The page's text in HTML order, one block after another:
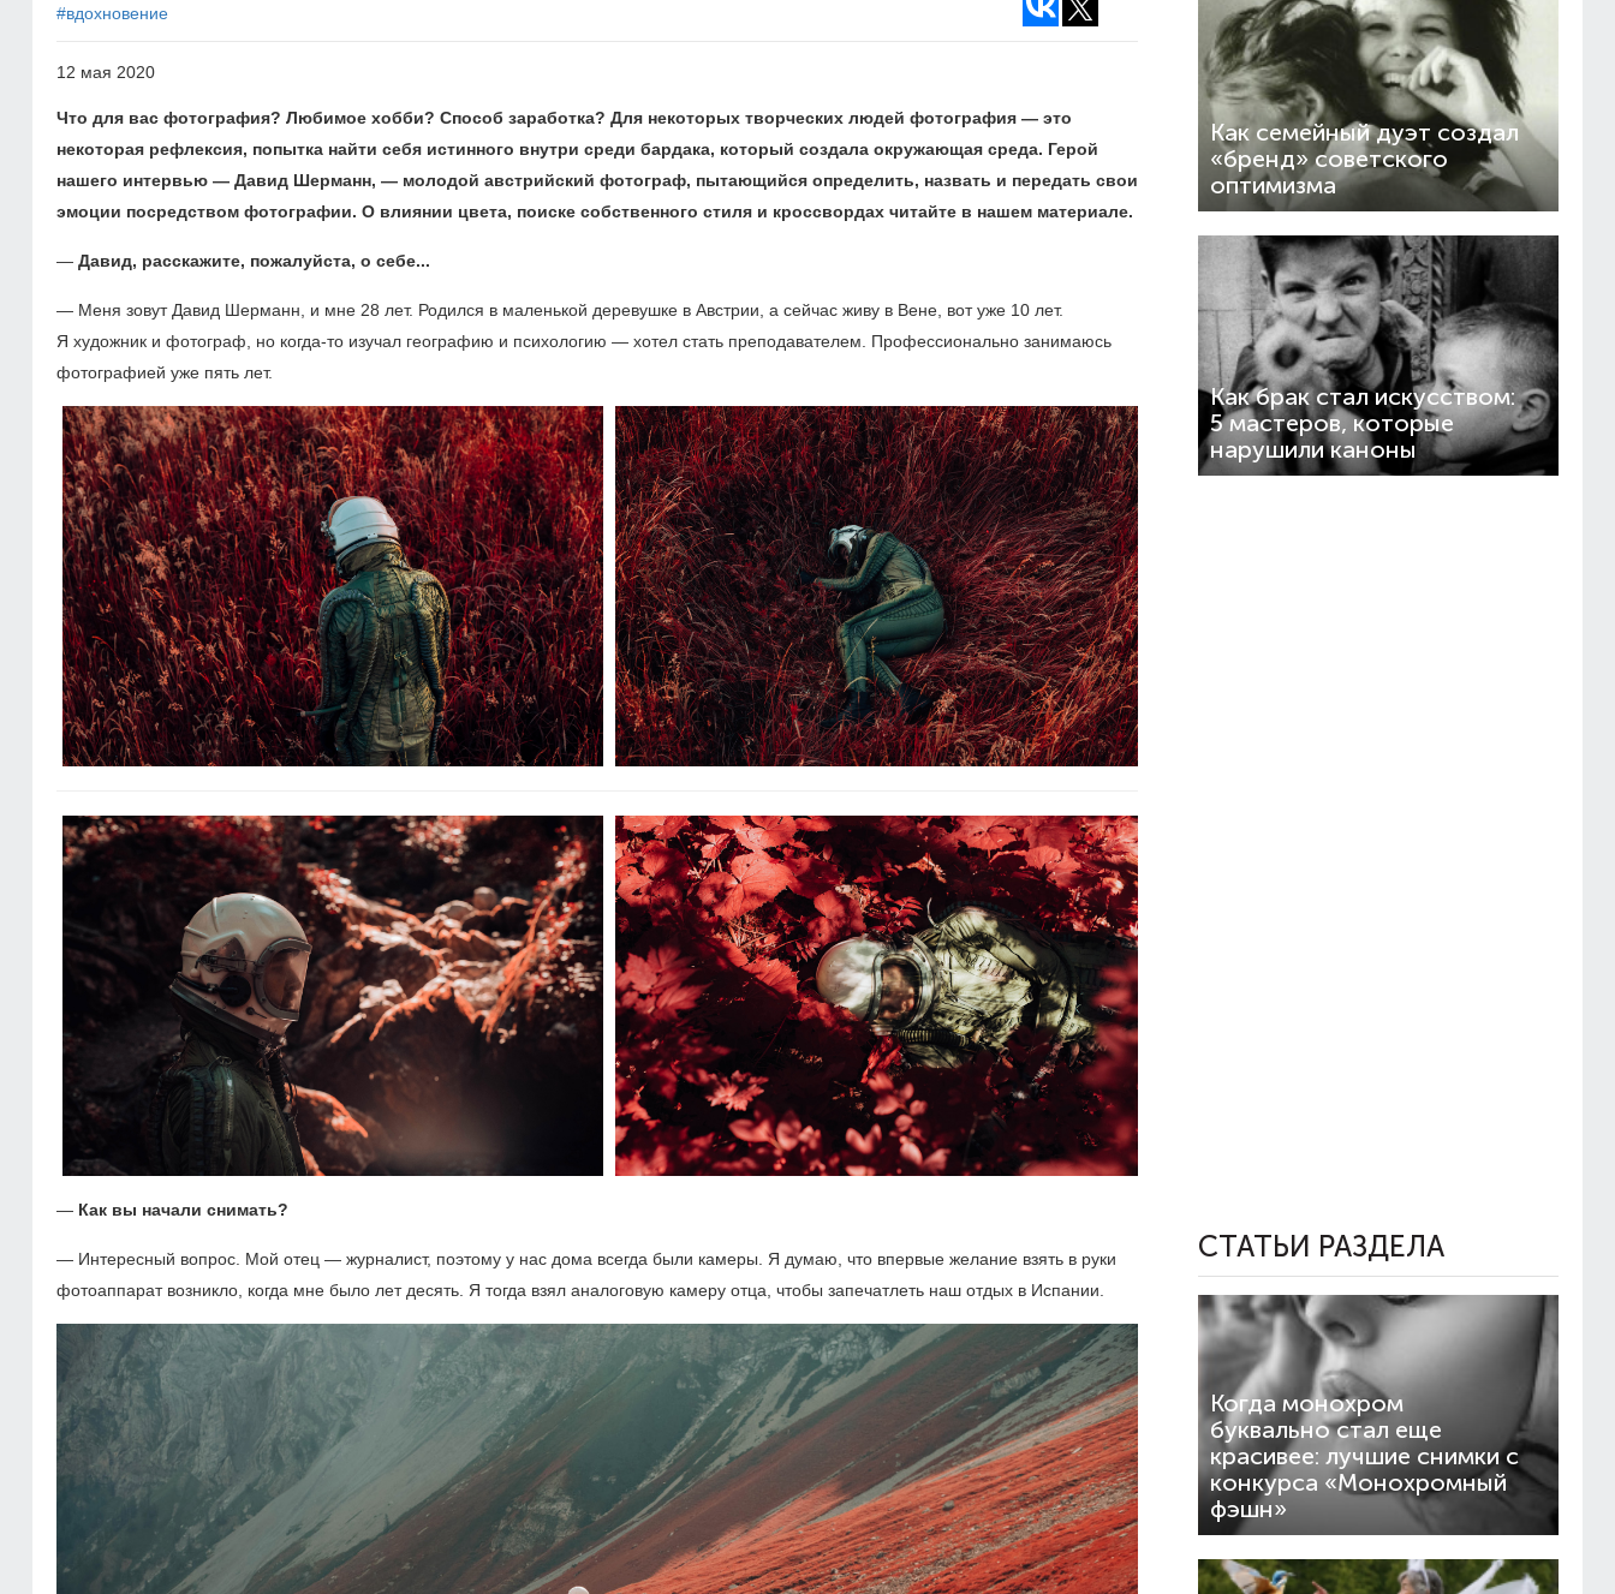
#вдохновение
12 мая 2020
Что для вас фотография? Любимое хобби? Способ заработка? Для некоторых творческих людей фотография — это
некоторая рефлексия, попытка найти себя истинного внутри среди бардака, который создала окружающая среда. Герой
нашего интервью — Давид Шерманн, — молодой австрийский фотограф, пытающийся определить, назвать и передать свои
эмоции посредством фотографии. О влиянии цвета, поиске собственного стиля и кроссвордах читайте в нашем материале.
— Давид, расскажите, пожалуйста, о себе...
— Меня зовут Давид Шерманн, и мне 28 лет. Родился в маленькой деревушке в Австрии, а сейчас живу в Вене, вот уже 10 лет.
Я художник и фотограф, но когда-то изучал географию и психологию — хотел стать преподавателем. Профессионально занимаюсь
фотографией уже пять лет.
— Как вы начали снимать?
— Интересный вопрос. Мой отец — журналист, поэтому у нас дома всегда были камеры. Я думаю, что впервые желание взять в руки
фотоаппарат возникло, когда мне было лет десять. Я тогда взял аналоговую камеру отца, чтобы запечатлеть наш отдых в Испании.
Как семейный дуэт создал
«бренд» советского
оптимизма
Как брак стал искусством:
5 мастеров, которые
нарушили каноны
СТАТЬИ РАЗДЕЛА
Когда монохром
буквально стал еще
красивее: лучшие снимки с
конкурса «Монохромный
фэшн»